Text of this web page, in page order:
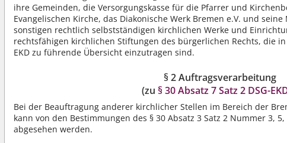
ihre Gemeinden, die Versorgungskasse für die Pfarrer und
Evangelischen Kirche, das Diakonische Werk Bremen e.V. und
sonstigen rechtlich selbstständigen kirchlichen Werke und
rechtsfähigen kirchlichen Stiftungen des bürgerlichen Rechts, die in
EKD zu führende Übersicht einzutragen sind.
§ 2 Auftragsverarbeitung
(zu § 30 Absatz 7 Satz 2 DSG-
Bei der Beauftragung anderer kirchlicher Stellen im Bereich der
kann von den Bestimmungen des § 30 Absatz 3 Satz 2 Nummer 3, 5,
abgesehen werden.